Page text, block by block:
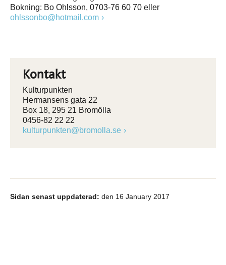
Bokning: Bo Ohlsson, 0703-76 60 70 eller
ohlssonbo@hotmail.com
Kontakt
Kulturpunkten
Hermansens gata 22
Box 18, 295 21 Bromölla
0456-82 22 22
kulturpunkten@bromolla.se
Sidan senast uppdaterad: den 16 January 2017